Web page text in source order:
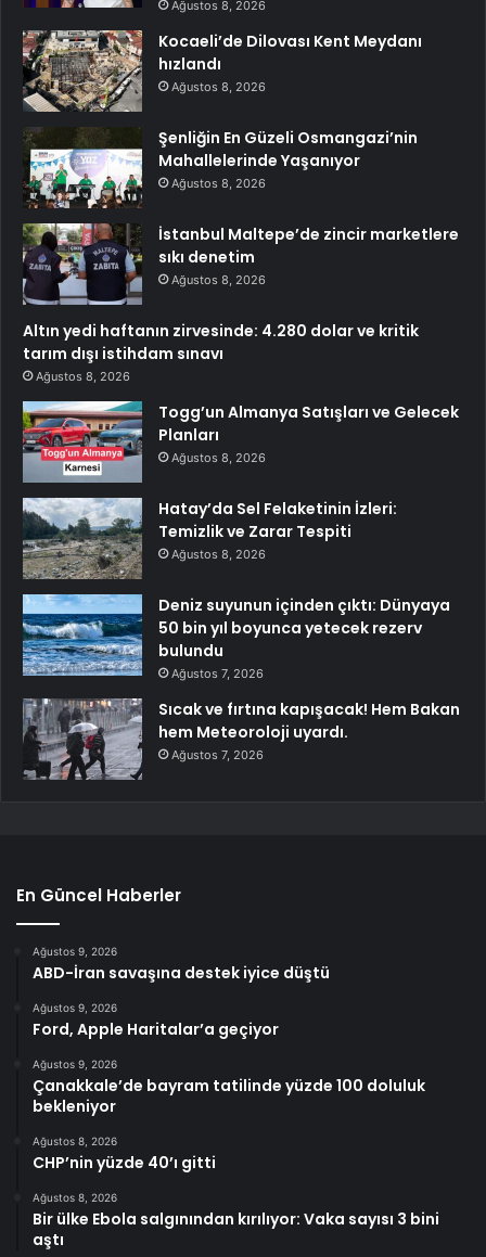
Ağustos 8, 2026
Kocaeli’de Dilovası Kent Meydanı
hızlandı
Ağustos 8, 2026
Şenliğin En Güzeli Osmangazi’nin
Mahallelerinde Yaşanıyor
Ağustos 8, 2026
İstanbul Maltepe’de zincir marketlere
sıkı denetim
Ağustos 8, 2026
Altın yedi haftanın zirvesinde: 4.280 dolar ve kritik
tarım dışı istihdam sınavı
Ağustos 8, 2026
Togg’un Almanya Satışları ve Gelecek
Planları
Ağustos 8, 2026
Hatay’da Sel Felaketinin İzleri:
Temizlik ve Zarar Tespiti
Ağustos 8, 2026
Deniz suyunun içinden çıktı: Dünyaya
50 bin yıl boyunca yetecek rezerv
bulundu
Ağustos 7, 2026
Sıcak ve fırtına kapışacak! Hem Bakan
hem Meteoroloji uyardı.
Ağustos 7, 2026
En Güncel Haberler
Ağustos 9, 2026
ABD-İran savaşına destek iyice düştü
Ağustos 9, 2026
Ford, Apple Haritalar’a geçiyor
Ağustos 9, 2026
Çanakkale’de bayram tatilinde yüzde 100 doluluk
bekleniyor
Ağustos 8, 2026
CHP’nin yüzde 40’ı gitti
Ağustos 8, 2026
Bir ülke Ebola salgınından kırılıyor: Vaka sayısı 3 bini
aştı